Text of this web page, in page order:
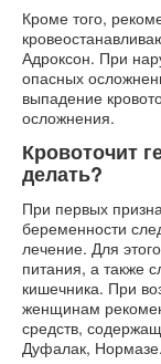
Кроме того,
Адроксон. При
опасных
выпадение
осложнения.
Кровоточит
делать?
При первых
беременности
лечение. Для
питания, а также
кишечника. При
женщинам
средств,
Дуфалак,